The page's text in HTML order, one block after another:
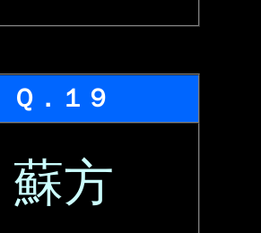
Ｑ．１９
蘇方